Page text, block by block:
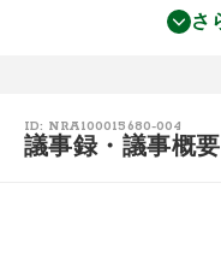
さ
ID: NRA100015680-004
議事録・議事概要